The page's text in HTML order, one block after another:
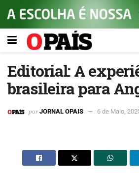
Editorial: A
brasileira para
por JORNAL OPAIS 6 de Maio,